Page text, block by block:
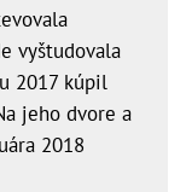
vyštudovala
2017 kúpil
jeho dvore a
2018